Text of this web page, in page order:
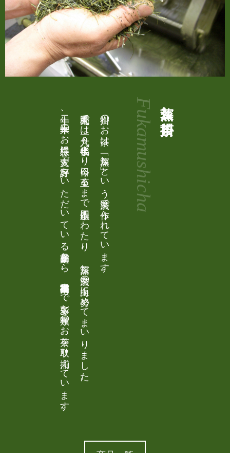
深蒸し掛川茶
Fukamushicha
掛川のお茶は、「深蒸し」という製法で作られています。
丸松園では一九六０年代後半より今日に至るまで四十年以上にわたり、 深蒸し製法の向上に努めてまいりました。
二十年、三十年来のお得意様に大変ご好評をいただいている定番商品から、掛川市推奨高級品種茶まで多彩な種類のお茶を取り揃えています。